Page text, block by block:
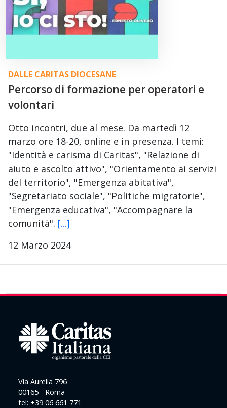
DALLE CARITAS DIOCESANE
Percorso di formazione per operatori e
volontari
Otto incontri, due al mese. Da martedì 12
marzo ore 18-20, online e in presenza. I temi:
"Identità e carisma di Caritas", "Relazione di
aiuto e ascolto attivo", "Orientamento ai servizi
del territorio", "Emergenza abitativa",
"Segretariato sociale", "Politiche migratorie",
"Emergenza educativa", "Accompagnare la
comunità". [...]
12 Marzo 2024
Via Aurelia 796
00165 - Roma
tel: +39 06 661 771